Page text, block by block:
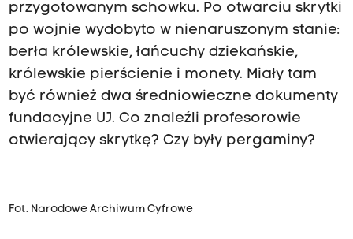
przygotowanym schowku. Po otwarciu skrytki
po wojnie wydobyto w nienaruszonym stanie:
berła królewskie, łańcuchy dziekańskie,
królewskie pierścienie i monety. Miały tam
być również dwa średniowieczne dokumenty
fundacyjne UJ. Co znaleźli profesorowie
otwierający skrytkę? Czy były pergaminy?
Fot. Narodowe Archiwum Cyfrowe